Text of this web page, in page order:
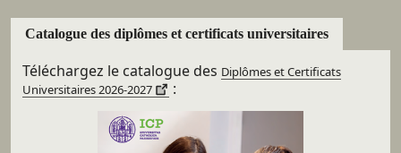
Catalogue des diplômes et certificats universitaires
Téléchargez le catalogue des Diplômes et Certificats
Universitaires 2026-2027
: